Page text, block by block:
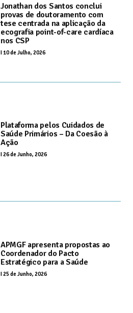
Jonathan dos Santos conclui
provas de doutoramento com
tese centrada na aplicação da
ecografia point-of-care cardíaca
nos CSP
10 de Julho, 2026
Plataforma pelos Cuidados de
Saúde Primários – Da Coesão à
Ação
26 de Junho, 2026
APMGF apresenta propostas ao
Coordenador do Pacto
Estratégico para a Saúde
I25 de Junho, 2026